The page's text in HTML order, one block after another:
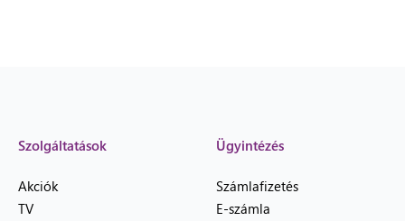
Szolgáltatások
Akciók
TV
Ügyintézés
Számlafizetés
E-számla